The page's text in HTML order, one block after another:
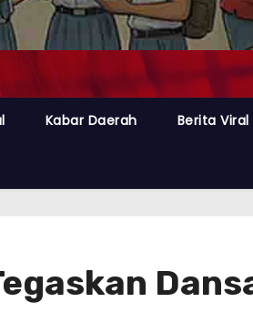
Kabar Daerah Berita Viral